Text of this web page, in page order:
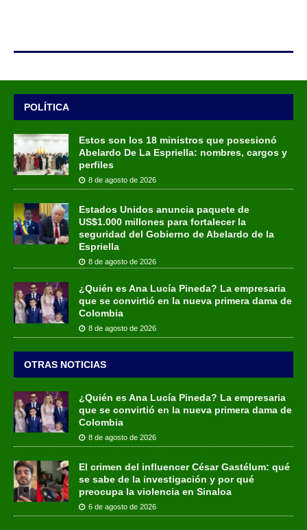
POLÍTICA
Estos son los 18 ministros que posesionó
Abelardo De La Espriella: nombres, cargos y
perfiles
8 de agosto de 2026
Estados Unidos anuncia paquete de
US$1.000 millones para fortalecer la
seguridad del Gobierno de Abelardo de la
Espriella
8 de agosto de 2026
¿Quién es Ana Lucía Pineda? La empresaria
que se convirtió en la nueva primera dama de
Colombia
8 de agosto de 2026
OTRAS NOTICIAS
¿Quién es Ana Lucía Pineda? La empresaria
que se convirtió en la nueva primera dama de
Colombia
8 de agosto de 2026
El crimen del influencer César Gastélum: qué
se sabe de la investigación y por qué
preocupa la violencia en Sinaloa
6 de agosto de 2026